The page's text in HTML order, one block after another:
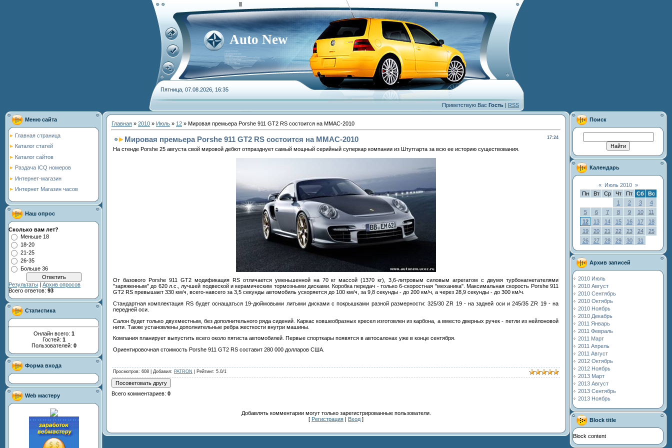
Auto New
Пятница, 07.08.2026, 16:35
Приветствую Вас Гость | RSS
Меню сайта
Главная страница
Каталог статей
Каталог сайтов
Раздача ICQ номеров
Интернет-магазин
Интернет Магазин часов
Наш опрос
Сколько вам лет?
Меньше 18
18-20
21-25
26-35
Больше 36
Результаты | Архив опросов
Всего ответов: 93
Статистика
Онлайн всего: 1
Гостей: 1
Пользователей: 0
Форма входа
Web мастеру
Главная » 2010 » Июль » 12 » Мировая премьера Porshe 911 GT2 RS состоится на ММАС-2010
17:24
Мировая премьера Porshe 911 GT2 RS состоится на ММАС-2010
На стенде Porshe 25 августа свой мировой дебют отпразднует самый мощный серийный суперкар компании из Штутгарта за всю ее историю существования.
От базового Porshe 911 GT2 модификация RS отличается уменьшенной на 70 кг массой (1370 кг), 3,6-литровым силовым агрегатом с двумя турбонагнетателями
"заряженным" до 620 л.с., лучшей подвеской и керамическим тормозными дисками. Коробка передач - только 6-скоростная "механика". Максимальная скорость Porshe 911
GT2 RS превышает 330 км/ч, всего-навсего за 3,5 секунды автомобиль ускоряется до 100 км/ч, за 9,8 секунды - до 200 км/ч, а через 28,9 секунды - до 300 км/ч.
Стандартная комплектация RS будет оснащаться 19-дюймовыми литыми дисками с покрышками разной размерности: 325/30 ZR 19 - на задней оси и 245/35 ZR 19 - на
передней оси.
Салон будет только двухместным, без дополнительного ряда сидений. Каркас ковшеобразных кресел изготовлен из карбона, а вместо дверных ручек - петли из нейлоновой
нити. Также установлены дополнительные ребра жесткости внутри машины.
Компания планирует выпустить всего около пятиста автомобилей. Первые спорткары появятся в автосалонах уже в конце сентября.
Ориентировочная стоимость Porshe 911 GT2 RS составит 280 000 долларов США.
Просмотров: 608 | Добавил: PATRON Рейтинг: 5.0/1
Всего комментариев: 0
Добавлять комментарии могут только зарегистрированные пользователи.
[ Регистрация | Вход ]
Поиск
Календарь
« Июль 2010 »
Пн
Вт Ср Чт Пт Сб
Вс
1
2 3
4
5
6 7 8 9 10
11
12
13 14 15 16 17
18
19
20 21 22 23 24
25
26
27 28 29 30 31
Архив записей
2010 Июль
2010 Август
2010 Сентябрь
2010 Октябрь
2010 Ноябрь
2010 Декабрь
2011 Январь
2011 Февраль
2011 Март
2011 Апрель
2011 Август
2012 Октябрь
2012 Ноябрь
2013 Март
2013 Август
2013 Сентябрь
2013 Ноябрь
Block title
Block content